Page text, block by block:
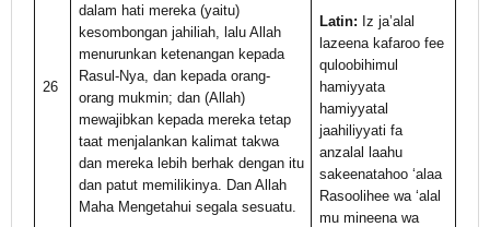
26
dalam hati mereka (yaitu)
kesombongan jahiliah, lalu Allah
menurunkan ketenangan kepada
Rasul-Nya, dan kepada orang-
orang mukmin; dan (Allah)
mewajibkan kepada mereka tetap
taat menjalankan kalimat takwa
dan mereka lebih berhak dengan itu
dan patut memilikinya. Dan Allah
Maha Mengetahui segala sesuatu.
Latin: Iz ja’alal
lazeena kafaroo fee
quloobihimul
hamiyyata
hamiyyatal
jaahiliyyati fa
anzalal laahu
sakeenatahoo ‘alaa
Rasoolihee wa ‘alal
mu mineena wa